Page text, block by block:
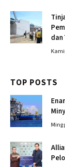
dan
TOP POSTS